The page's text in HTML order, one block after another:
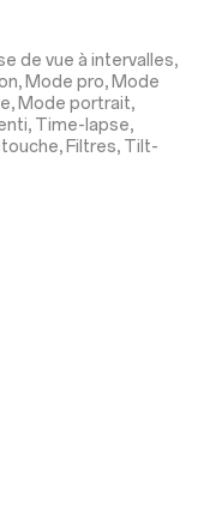
de vue à intervalles,
Mode pro, Mode
Mode portrait,
Time-lapse,
Filtres, Tilt-